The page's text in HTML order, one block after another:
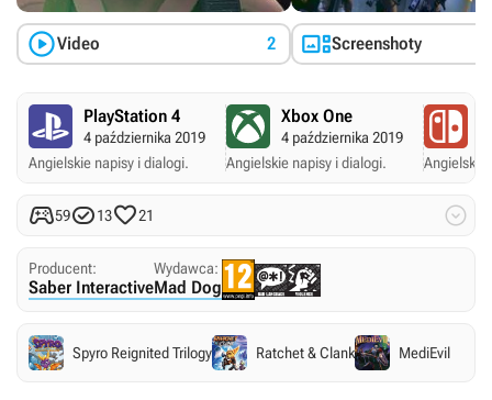
Video 2 Screenshoty
PlayStation 4
4 października 2019
Angielskie napisy i dialogi.
Xbox One
4 października 2019
Angielskie napisy i dialogi.
Angielskie
591321 
Producent:
Saber Interactive
Wydawca:
Mad Dog
Spyro Reignited Trilogy Ratchet & Clank MediEvil